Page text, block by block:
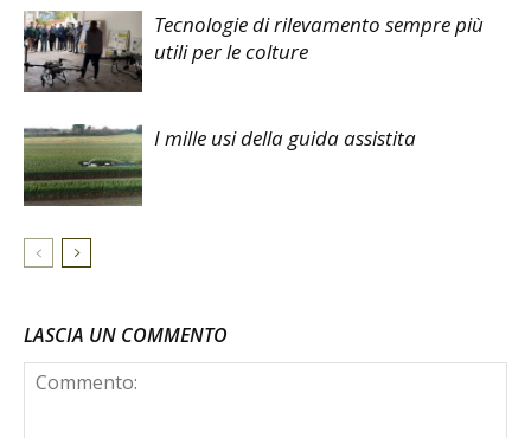
Tecnologie di rilevamento sempre più
utili per le colture
I mille usi della guida assistita
LASCIA UN COMMENTO